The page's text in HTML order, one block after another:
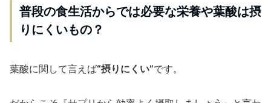
普段の食生活からでは必要な栄養や葉酸は摂
りにくいもの？
葉酸に関して言えば“摂りにくい”です。